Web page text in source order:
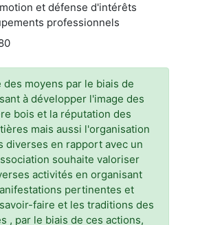
et défense d'intérêts
professionnels
moyens par le biais de
à développer l'image des
bois et la réputation des
mais aussi l'organisation
diverses en rapport avec un
souhaite valoriser
activités en organisant
pertinentes et
faire et les traditions des
, par le biais de ces actions,